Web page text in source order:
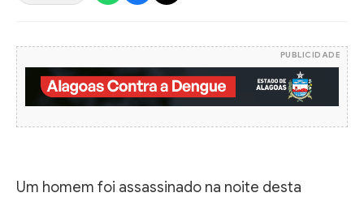
PUBLICIDADE
Um homem foi assassinado na noite desta